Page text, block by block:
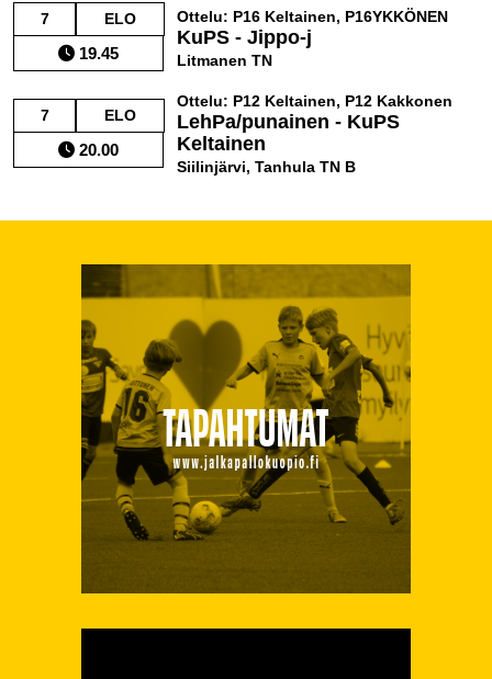
7 ELO
19.45
Ottelu: P16 Keltainen, P16YKKÖNEN
KuPS - Jippo-j
Litmanen TN
7 ELO
20.00
Ottelu: P12 Keltainen, P12 Kakkonen
LehPa/punainen - KuPS
Keltainen
Siilinjärvi, Tanhula TN B